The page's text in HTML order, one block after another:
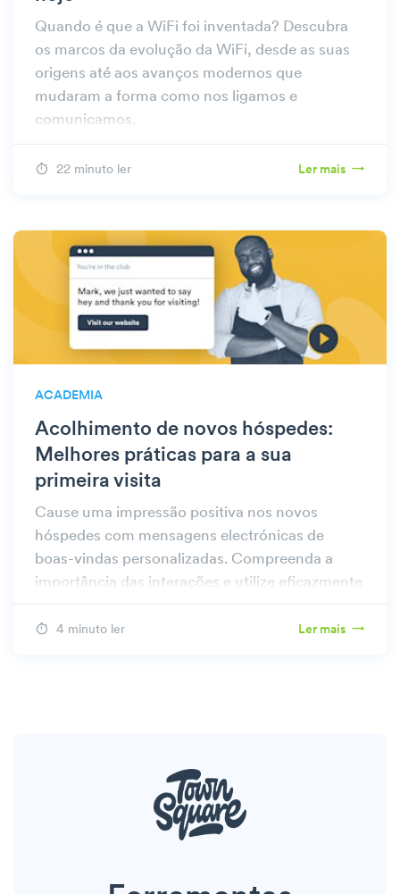
Quando é que a WiFi foi inventada? Descubra
os marcos da evolução da WiFi, desde as suas
origens até aos avanços modernos que
mudaram a forma como nos ligamos e
comunicamos.
22 minuto ler Ler mais
ACADEMIA
Acolhimento de novos hóspedes:
Melhores práticas para a sua
primeira visita
Cause uma impressão positiva nos novos
hóspedes com mensagens electrónicas de
boas-vindas personalizadas. Compreenda a
importância das interações e utilize eficazmente
o nosso modelo de novo hóspede.
4 minuto ler Ler mais